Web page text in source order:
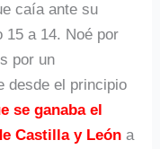
caía ante su
15 a 14. Noé por
por un
desde el principio
se ganaba el
Castilla y León a